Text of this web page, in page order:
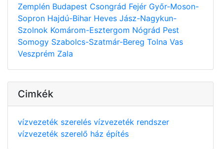
Zemplén Budapest Csongrád Fejér Győr-Moson-
Sopron Hajdú-Bihar Heves Jász-Nagykun-
Szolnok Komárom-Esztergom Nógrád Pest
Somogy Szabolcs-Szatmár-Bereg Tolna Vas
Veszprém Zala
Cimkék
vízvezeték szerelés vízvezeték rendszer
vízvezeték szerelő ház építés